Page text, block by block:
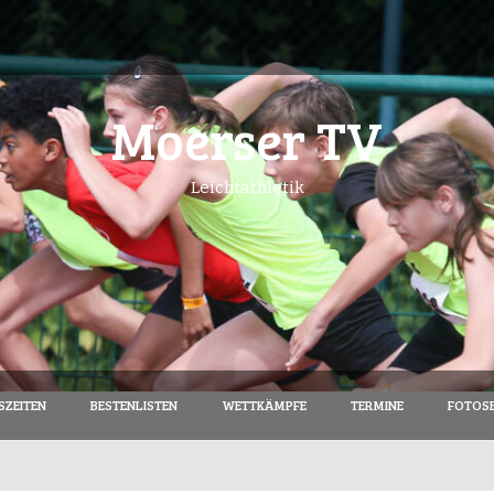
Moerser TV
Leichtathletik
BESTENLISTEN WETTKÄMPFE TERMINE